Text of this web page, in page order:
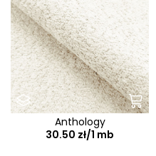
Anthology
30.50 zł/1 mb